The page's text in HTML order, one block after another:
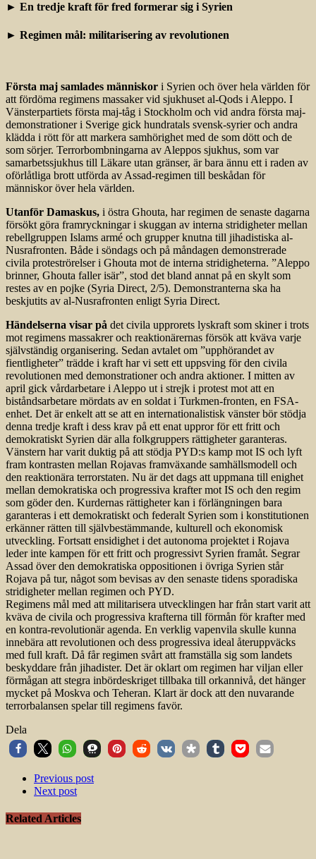
► En tredje kraft för fred formerar sig i Syrien
► Regimen mål: militarisering av revolutionen
Första maj samlades människor i Syrien och över hela världen för
att fördöma regimens massaker vid sjukhuset al-Qods i Aleppo. I
Vänsterpartiets första maj-tåg i Stockholm och vid andra första maj-
demonstrationer i Sverige gick hundratals svensk-syrier och andra
klädda i rött för att markera samhörighet med de som dött och de
som sörjer. Terrorbombningarna av Aleppos sjukhus, som var
samarbetssjukhus till Läkare utan gränser, är bara ännu ett i raden av
oförlåtliga brott utförda av Assad-regimen till beskådan för
människor över hela världen.
Utanför Damaskus, i östra Ghouta, har regimen de senaste dagarna
försökt göra framryckningar i skuggan av interna stridigheter mellan
rebellgruppen Islams armé och grupper knutna till jihadistiska al-
Nusrafronten. Både i söndags och på måndagen demonstrerade
civila proteströrelser i Ghouta mot de interna stridigheterna. ”Aleppo
brinner, Ghouta faller isär”, stod det bland annat på en skylt som
restes av en pojke (Syria Direct, 2/5). Demonstranterna ska ha
beskjutits av al-Nusrafronten enligt Syria Direct.
Händelserna visar på det civila upprorets lyskraft som skiner i trots
mot regimens massakrer och reaktionärernas försök att kväva varje
självständig organisering. Sedan avtalet om ”upphörandet av
fientligheter” trädde i kraft har vi sett ett uppsving för den civila
revolutionen med demonstrationer och andra aktioner. I mitten av
april gick vårdarbetare i Aleppo ut i strejk i protest mot att en
biståndsarbetare mördats av en soldat i Turkmen-fronten, en FSA-
enhet. Det är enkelt att se att en internationalistisk vänster bör stödja
denna tredje kraft i dess krav på ett enat uppror för ett fritt och
demokratiskt Syrien där alla folkgruppers rättigheter garanteras.
Vänstern har varit duktig på att stödja PYD:s kamp mot IS och lyft
fram kontrasten mellan Rojavas framväxande samhällsmodell och
den reaktionära terrorstaten. Nu är det dags att uppmana till enighet
mellan demokratiska och progressiva krafter mot IS och den regim
som göder den. Kurdernas rättigheter kan i förlängningen bara
garanteras i ett demokratiskt och federalt Syrien som i konstitutionen
erkänner rätten till självbestämmande, kulturell och ekonomisk
utveckling. Fortsatt ensidighet i det autonoma projektet i Rojava
leder inte kampen för ett fritt och progressivt Syrien framåt. Segrar
Assad över den demokratiska oppositionen i övriga Syrien står
Rojava på tur, något som bevisas av den senaste tidens sporadiska
stridigheter mellan regimen och PYD.
Regimens mål med att militarisera utvecklingen har från start varit att
kväva de civila och progressiva krafterna till förmån för krafter med
en kontra-revolutionär agenda. En verklig vapenvila skulle kunna
innebära att revolutionen och dess progressiva ideal återuppväcks
med full kraft. Då får regimen svårt att framställa sig som landets
beskyddare från jihadister. Det är oklart om regimen har viljan eller
förmågan att stegra inbördeskriget tillbaka till orkannivå, det hänger
mycket på Moskva och Teheran. Klart är dock att den nuvarande
terrorbalansen spelar till regimens favör.
Dela
Previous post
Next post
Related Articles